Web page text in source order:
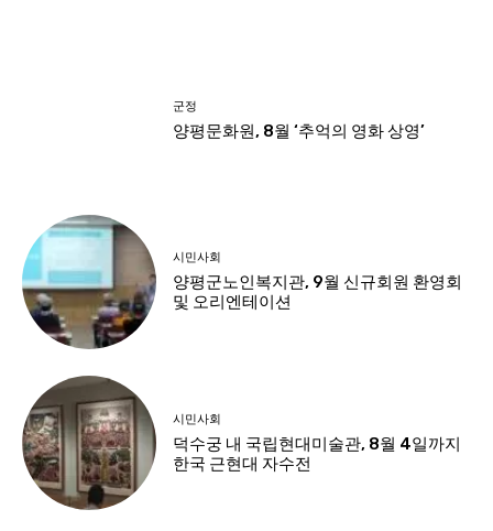
군정
양평문화원, 8월 ‘추억의 영화 상영’
시민사회
양평군노인복지관, 9월 신규회원 환영회
및 오리엔테이션
시민사회
덕수궁 내 국립현대미술관, 8월 4일까지
한국 근현대 자수전